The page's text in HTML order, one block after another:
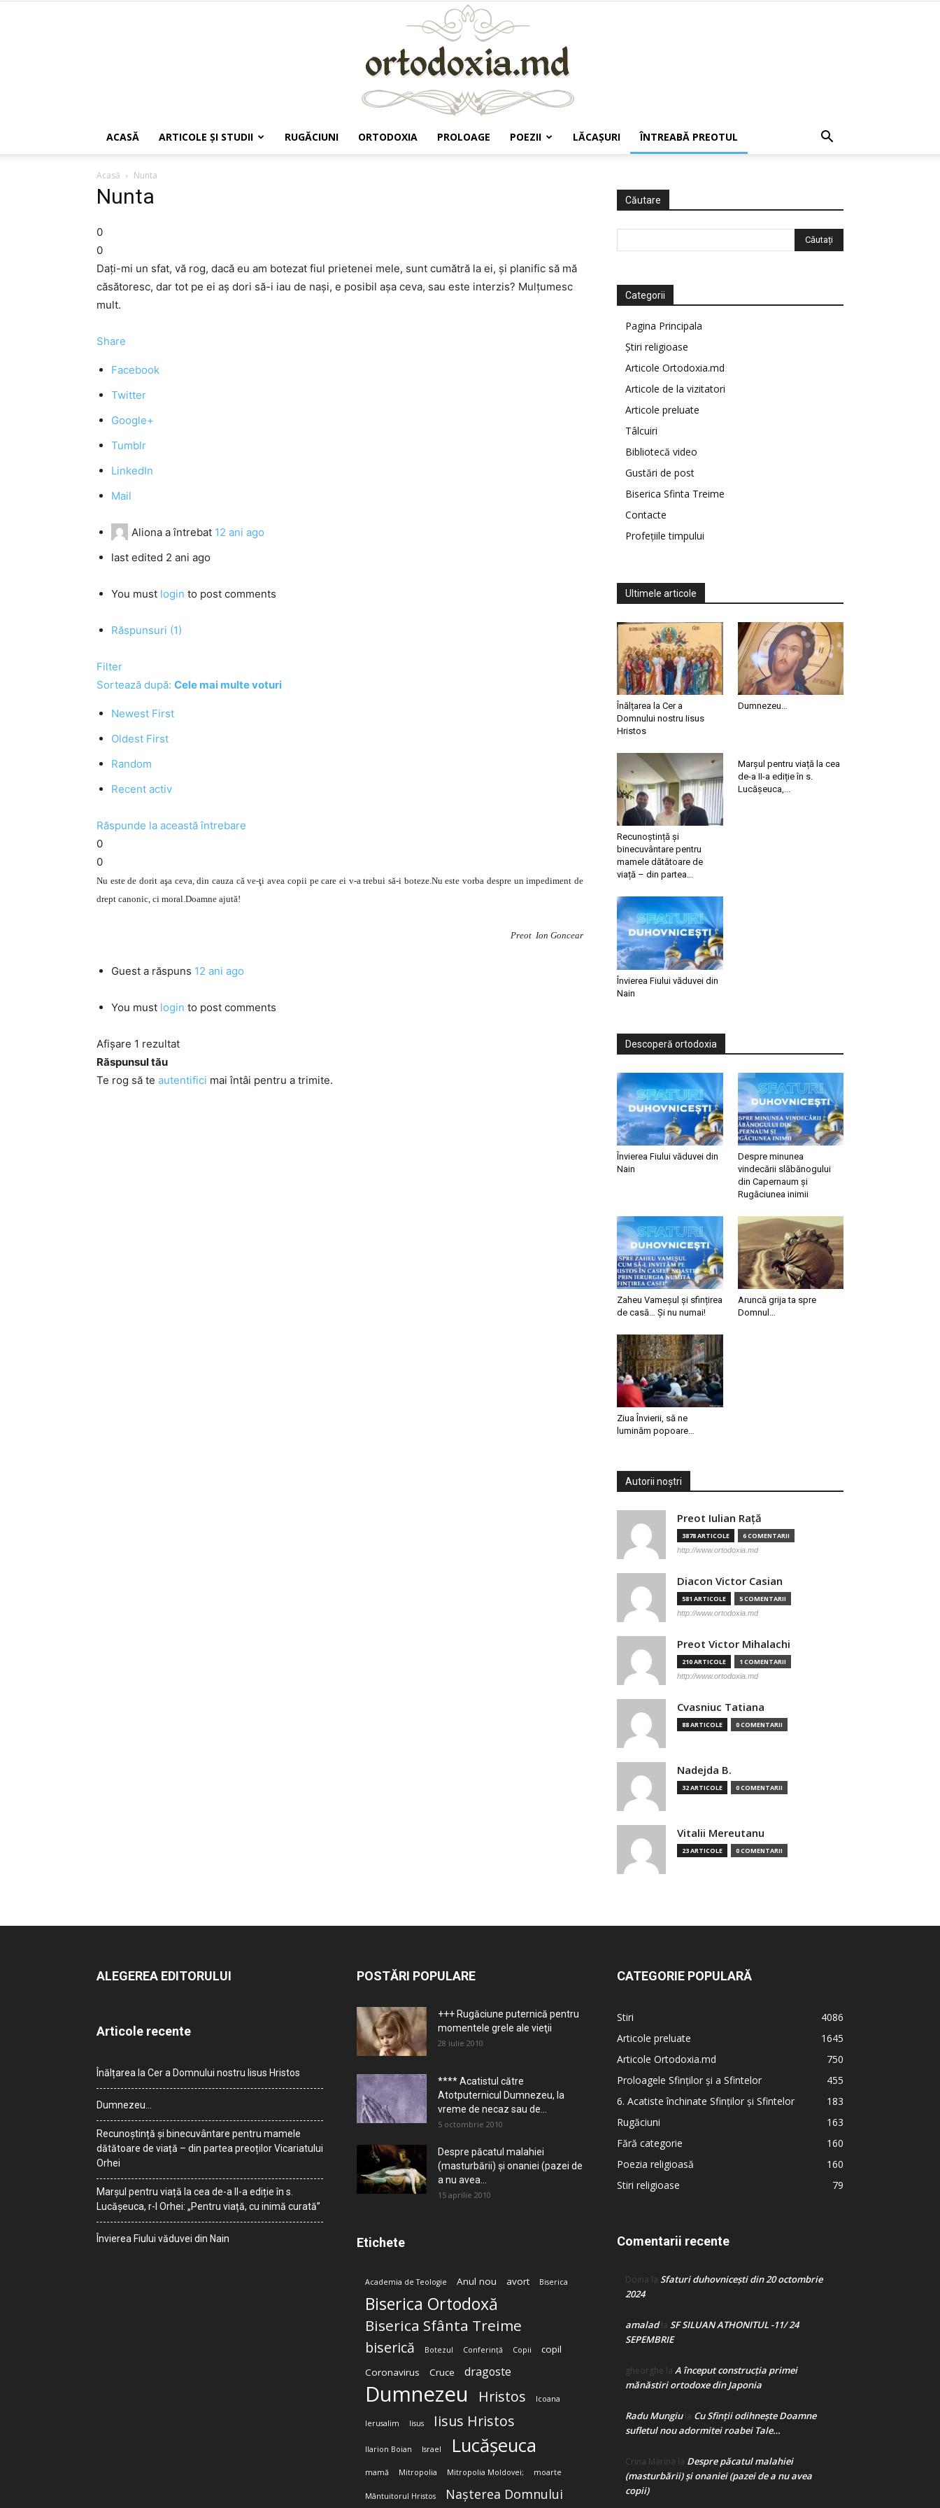
ACASĂ ARTICOLE ŞI STUDII RUGĂCIUNI ORTODOXIA PROLOAGE POEZII LĂCAŞURI ÎNTREABĂ PREOTUL
Acasă Nunta
Nunta
0
0
Dați-mi un sfat, vă rog, dacă eu am botezat fiul prietenei mele, sunt cumătră la ei, și planific să mă
căsătoresc, dar tot pe ei aș dori să-i iau de nași, e posibil așa ceva, sau este interzis? Mulțumesc
mult.
Share
Facebook
Twitter
Google+
Tumblr
LinkedIn
Mail
Aliona a întrebat 12 ani ago
last edited 2 ani ago
You must login to post comments
Răspunsuri (1)
Filter
Sortează după: Cele mai multe voturi
Newest First
Oldest First
Random
Recent activ
Răspunde la această întrebare
0
0
Nu este de dorit aşa ceva, din cauza că ve-ţi avea copii pe care ei v-a trebui să-i boteze.Nu este vorba despre un impediment de
drept canonic, ci moral.Doamne ajută!
Preot Ion Goncear
Guest a răspuns 12 ani ago
You must login to post comments
Afișare 1 rezultat
Răspunsul tău
Te rog să te autentifici mai întâi pentru a trimite.
Căutare
Categorii
Pagina Principala
Știri religioase
Articole Ortodoxia.md
Articole de la vizitatori
Articole preluate
Tâlcuiri
Bibliotecă video
Gustări de post
Biserica Sfinta Treime
Contacte
Profețiile timpului
Ultimele articole
Înălțarea la Cer a
Domnului nostru Iisus
Hristos
Dumnezeu…
Recunoștință și
binecuvântare pentru
mamele dătătoare de
viață – din partea...
Marșul pentru viață la cea
de-a II-a ediție în s.
Lucășeuca,...
Învierea Fiului văduvei din
Nain
Descoperă ortodoxia
Învierea Fiului văduvei din
Nain
Despre minunea
vindecării slăbănogului
din Capernaum și
Rugăciunea inimii
Zaheu Vameșul și sfințirea
de casă… Și nu numai!
Aruncă grija ta spre
Domnul…
Ziua Învierii, să ne
luminăm popoare…
Autorii noștri
Preot Iulian Raţă
3878 ARTICOLE 6 COMENTARII
http://www.ortodoxia.md
Diacon Victor Casian
581 ARTICOLE 5 COMENTARII
http://www.ortodoxia.md
Preot Victor Mihalachi
210 ARTICOLE 1 COMENTARII
http://www.ortodoxia.md
Cvasniuc Tatiana
88 ARTICOLE 0 COMENTARII
Nadejda B.
32 ARTICOLE 0 COMENTARII
Vitalii Mereutanu
23 ARTICOLE 0 COMENTARII
ALEGEREA EDITORULUI
Articole recente
Înălțarea la Cer a Domnului nostru Iisus Hristos
Dumnezeu…
Recunoștință și binecuvântare pentru mamele
dătătoare de viață – din partea preoților Vicariatului
Orhei
Marșul pentru viață la cea de-a II-a ediție în s.
Lucășeuca, r-l Orhei: „Pentru viață, cu inimă curată”
Învierea Fiului văduvei din Nain
POSTĂRI POPULARE
+++ Rugăciune puternică pentru
momentele grele ale vieţii
28 iulie 2010
**** Acatistul către
Atotputernicul Dumnezeu, la
vreme de necaz sau de...
5 octombrie 2010
Despre păcatul malahiei
(masturbării) şi onaniei (pazei de
a nu avea...
15 aprilie 2010
Etichete
Academia de Teologie Anul nou avort Biserica
Biserica Ortodoxă
Biserica Sfânta Treime
biserică Botezul Conferință Copii
copil
Coronavirus
Cruce dragoste
Dumnezeu Hristos Icoana
Ierusalim Iisus Iisus Hristos
Ilarion Boian Israel Lucășeuca
mamă Mitropolia Mitropolia Moldovei; moarte
Mântuitorul Hristos Nașterea Domnului
CATEGORIE POPULARĂ
Stiri
4086
Articole preluate
1645
Articole Ortodoxia.md
750
Proloagele Sfinților și a Sfintelor
455
6. Acatiste închinate Sfinților și Sfintelor
183
Rugăciuni
163
Fără categorie
160
Poezia religioasă
160
Stiri religioase
79
Comentarii recente
Doina la Sfaturi duhovnicești din 20 octombrie
2024
amaladla SF SILUAN ATHONITUL -11/ 24
SEPEMBRIE
gheorghe la A început construcţia primei
mănăstiri ortodoxe din Japonia
Radu Mungiula Cu Sfinții odihnește Doamne
sufletul nou adormitei roabei Tale…
Crina Marina la Despre păcatul malahiei
(masturbării) şi onaniei (pazei de a nu avea
copii)